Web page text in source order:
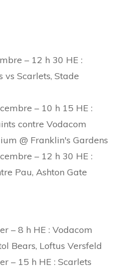
– 12 h 30 HE :
vs Scarlets, Stade
– 10 h 15 HE :
contre Vodacom
@ Franklin's Gardens
– 12 h 30 HE :
Pau, Ashton Gate
– 8 h HE : Vodacom
Bears, Loftus Versfeld
– 15 h HE : Scarlets